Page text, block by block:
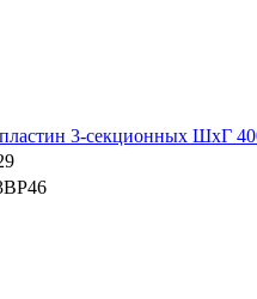
3-секционных ШхГ